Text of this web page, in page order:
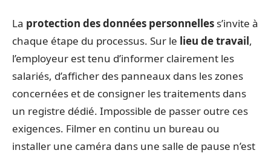
La protection des données personnelles s’invite à
chaque étape du processus. Sur le lieu de travail,
l’employeur est tenu d’informer clairement les
salariés, d’afficher des panneaux dans les zones
concernées et de consigner les traitements dans
un registre dédié. Impossible de passer outre ces
exigences. Filmer en continu un bureau ou
installer une caméra dans une salle de pause n’est